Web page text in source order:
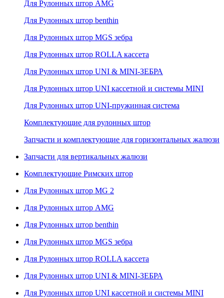
Для Рулонных штор AMG
Для Рулонных штор benthin
Для Рулонных штор MGS зебра
Для Рулонных штор ROLLA кассета
Для Рулонных штор UNI & MINI-ЗЕБРА
Для Рулонных штор UNI кассетной и системы MINI
Для Рулонных штор UNI-пружинная система
Комплектующие для рулонных штор
Запчасти и комплектующие для горизонтальных жалюзи
Запчасти для вертикальных жалюзи
Комплектующие Римских штор
Для Рулонных штор MG 2
Для Рулонных штор AMG
Для Рулонных штор benthin
Для Рулонных штор MGS зебра
Для Рулонных штор ROLLA кассета
Для Рулонных штор UNI & MINI-ЗЕБРА
Для Рулонных штор UNI кассетной и системы MINI